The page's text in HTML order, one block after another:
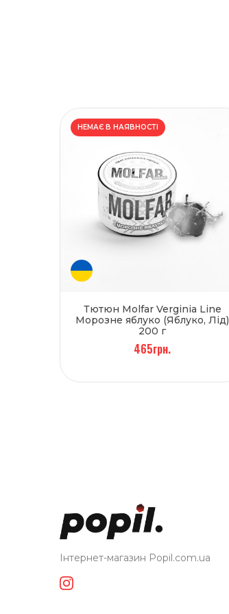
НЕМАЄ В НАЯВНОСТІ
Тютюн Molfar Verginia Line
Морозне яблуко (Яблуко, Лід)
200 г
465грн.
Інтернет-магазин Popil.com.ua